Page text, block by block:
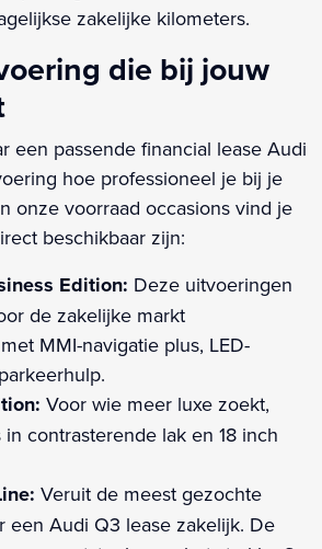
zakelijke kilometers.
die bij jouw
een passende financial lease Audi
hoe professioneel je bij je
onze voorraad occasions vind je
beschikbaar zijn:
Edition: Deze uitvoeringen
de zakelijke markt
MMI-navigatie plus, LED-
Voor wie meer luxe zoekt,
contrasterende lak en 18 inch
Veruit de meest gezochte
een Audi Q3 lease zakelijk. De